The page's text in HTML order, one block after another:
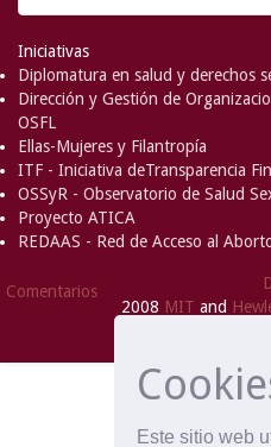
Este sitio web
Iniciativas
Diplomatura en salud y derechos
Dirección y Gestión de
OSFL
Ellas-Mujeres y Filantropía
ITF - Iniciativa deTransparencia
OSSyR - Observatorio de Salud
Proyecto ATICA
REDAAS - Red de Acceso al
Comentarios
2008 MIT and